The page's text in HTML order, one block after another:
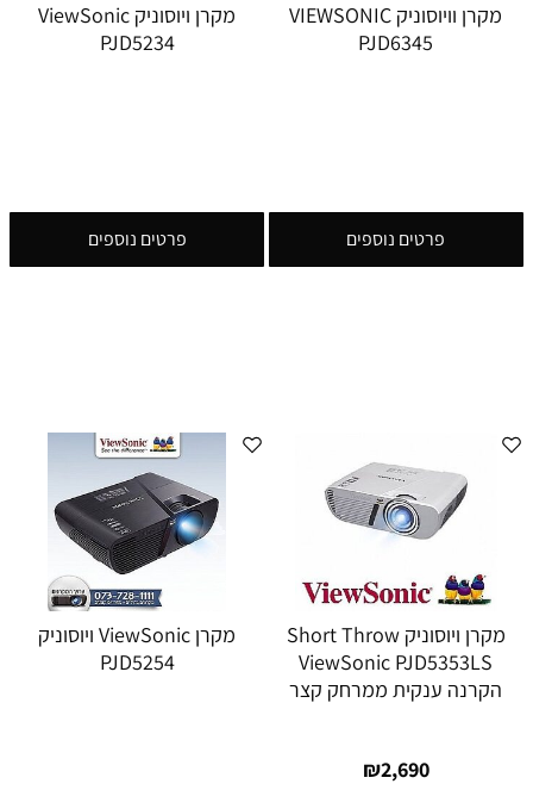
מקרן וויוסוניק VIEWSONIC
PJD6345
פרטים נוספים
מקרן ויוסוניק ViewSonic
PJD5234
פרטים נוספים
מקרן ויוסוניק Short Throw
ViewSonic PJD5353LS
הקרנה ענקית ממרחק קצר
₪2,690
מקרן ViewSonic ויוסוניק
PJD5254